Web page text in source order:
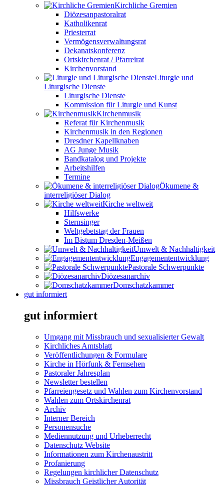
Kirchliche Gremien
Diözesanpastoralrat
Katholikenrat
Priesterrat
Vermögensverwaltungsrat
Dekanatskonferenz
Ortskirchenrat / Pfarreirat
Kirchenvorstand
Liturgie und
Liturgische Dienste
Liturgische Dienste
Kommission für Liturgie und Kunst
Kirchenmusik
Referat für Kirchenmusik
Kirchenmusik in den Regionen
Dresdner Kapellknaben
AG Junge Musik
Bandkatalog und Projekte
Arbeitshilfen
Termine
Ökumene &
interreligiöser Dialog
Kirche weltweit
Hilfswerke
Sternsinger
Weltgebetstag der Frauen
Im Bistum Dresden-Meißen
Umwelt & Nachhaltigkeit
Engagemententwicklung
Pastorale Schwerpunkte
Diözesanarchiv
Domschatzkammer
gut informiert
gut informiert
Umgang mit Missbrauch und sexualisierter Gewalt
Kirchliches Amtsblatt
Veröffentlichungen & Formulare
Kirche in Hörfunk & Fernsehen
Pastoraler Jahresplan
Newsletter bestellen
Pfarreiengesetz und Wahlen zum Kirchenvorstand
Wahlen zum Ortskirchenrat
Archiv
Interner Bereich
Personensuche
Mediennutzung und Urheberrecht
Datenschutz Website
Informationen zum Kirchenaustritt
Profanierung
Regelungen kirchlicher Datenschutz
Missbrauch Geistlicher Autorität